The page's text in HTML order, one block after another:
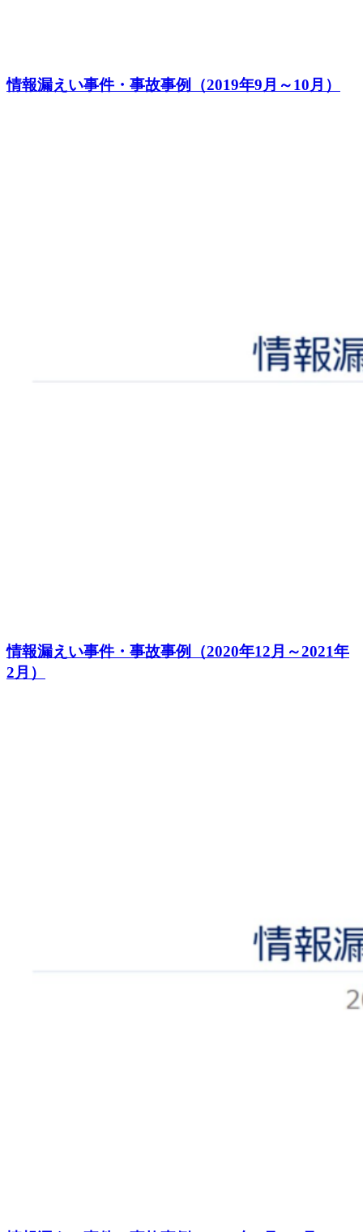
情報漏えい事件・事故事例（2019年9月～10月）
情報漏えい事件・事故事例（2020年12月～2021年
2月）